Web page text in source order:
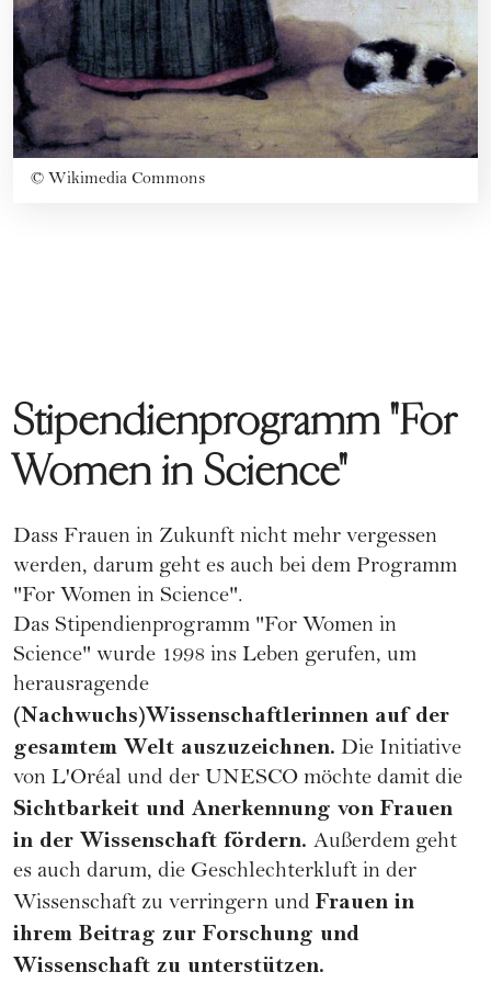
© Wikimedia Commons
Stipendienprogramm "For
Women in Science"
Dass Frauen in Zukunft nicht mehr vergessen
werden, darum geht es auch bei dem Programm
"For Women in Science".
Das Stipendienprogramm "For Women in
Science" wurde 1998 ins Leben gerufen, um
herausragende
(Nachwuchs)Wissenschaftlerinnen auf der
gesamtem Welt auszuzeichnen. Die Initiative
von L'Oréal und der UNESCO möchte damit die
Sichtbarkeit und Anerkennung von Frauen
in der Wissenschaft fördern. Außerdem geht
es auch darum, die Geschlechterkluft in der
Wissenschaft zu verringern und Frauen in
ihrem Beitrag zur Forschung und
Wissenschaft zu unterstützen.